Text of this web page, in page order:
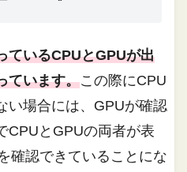
ているCPUとGPUが出
ています。この際にCPU
い場合には、GPUが確認
CPUとGPUの両者が表
確認できていることにな